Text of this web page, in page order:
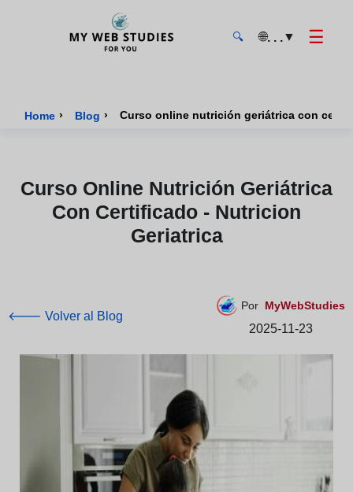
🔍 🌐. . .▼ ☰
Home › Blog › Curso online nutrición geriátrica con
Curso Online Nutrición Geriátrica
Con Certificado - Nutricion
Geriatrica
🡐 Volver al Blog
Por MyWebStudies
2025-11-23